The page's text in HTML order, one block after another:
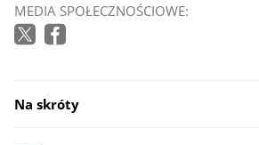
MEDIA SPOŁECZNOŚCIOWE:
Na skróty